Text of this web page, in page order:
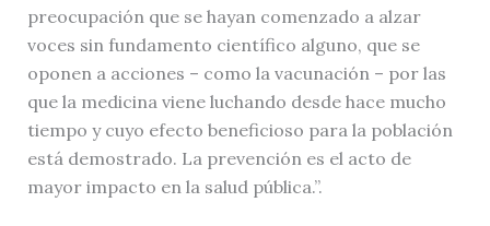
preocupación que se hayan comenzado a alzar
voces sin fundamento científico alguno, que se
oponen a acciones – como la vacunación – por las
que la medicina viene luchando desde hace mucho
tiempo y cuyo efecto beneficioso para la población
está demostrado. La prevención es el acto de
mayor impacto en la salud pública.”.